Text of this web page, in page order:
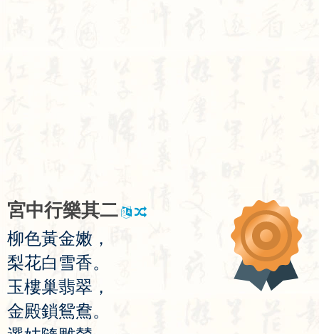
宮中行樂其二
柳色黃金嫩 ，
梨花白 雪香。
玉樓巢翡翠 ，
金殿鎖鴛鴦。